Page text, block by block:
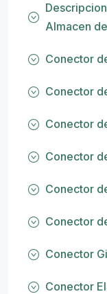
Almacen
Conector
Conector
Conector
Conector
Conector
Conector
Conector
Conector